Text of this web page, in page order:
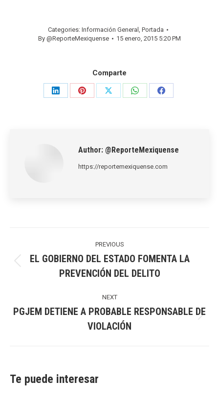
Categories: Información General , Portada
By @ReporteMexiquense 15 enero, 2015 5:20 PM
Comparte
Share
Share
Share
Share
Share
Author: @ReporteMexiquense
https://reportemexiquense.com
PREVIOUS
post:
EL GOBIERNO DEL ESTADO FOMENTA LA
PREVENCIÓN DEL DELITO
NEXT
Next
post:
PGJEM DETIENE A PROBABLE RESPONSABLE DE
VIOLACIÓN
Te puede interesar